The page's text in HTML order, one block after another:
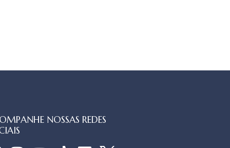
NOSSAS REDES